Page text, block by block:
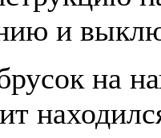
и
на